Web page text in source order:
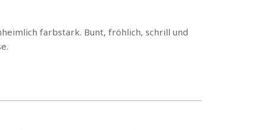
farbstark. Bunt, fröhlich, schrill und